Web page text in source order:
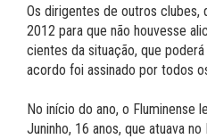
Os dirigentes de outros
2012 para que não houvesse
cientes da situação, que
acordo foi assinado por todos
No início do ano, o Fluminense
Juninho, 16 anos, que atuava